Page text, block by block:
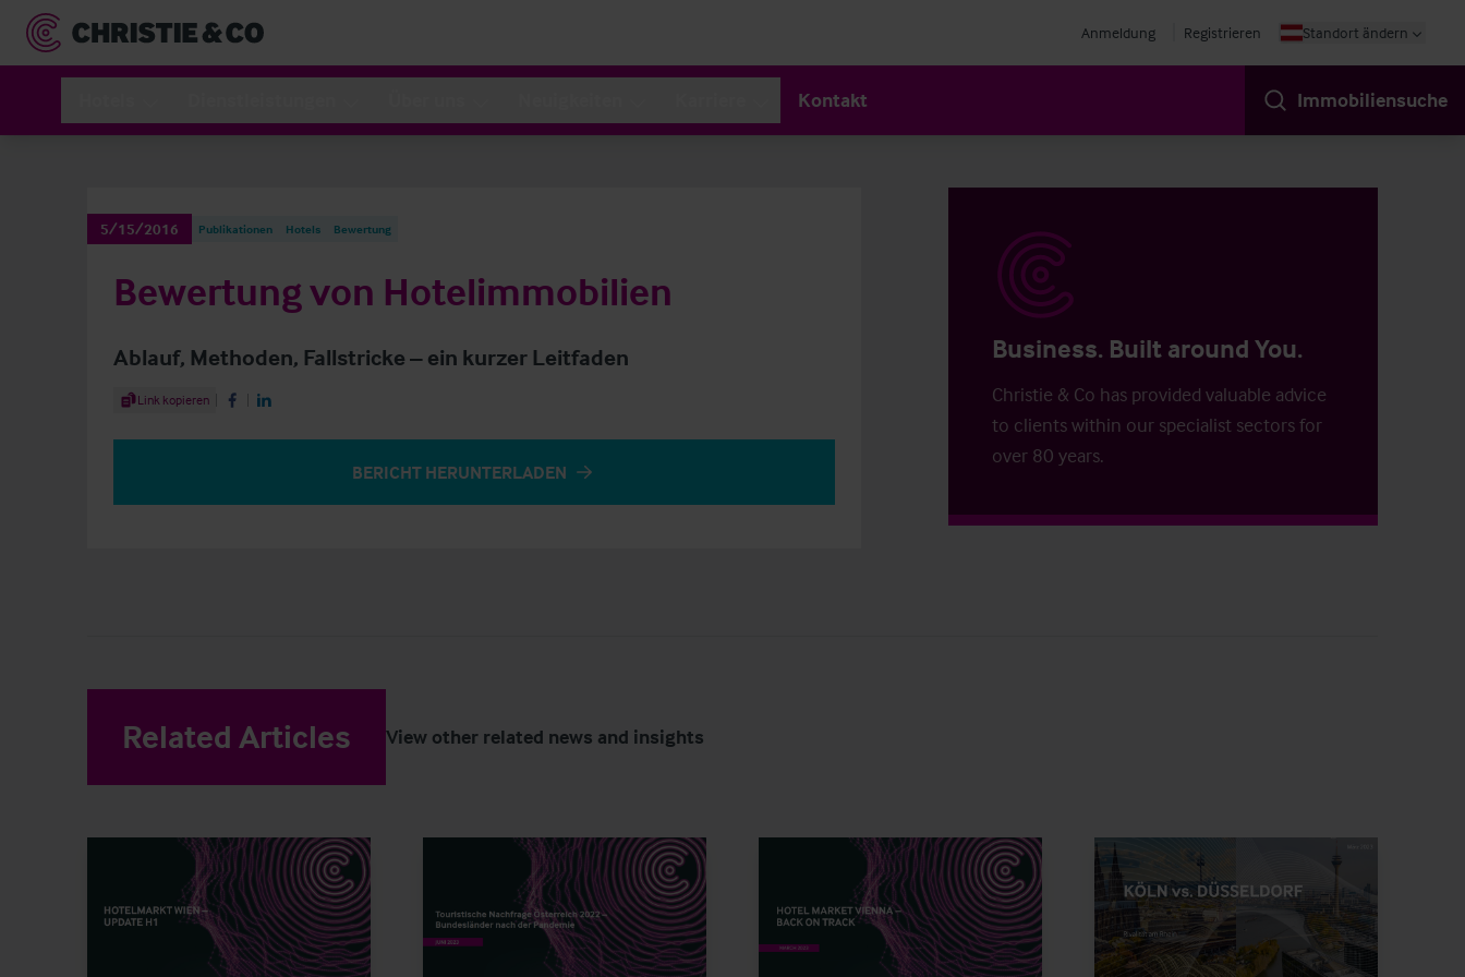
Anmeldung Registrieren Standort ändern
Kontakt Immobiliensuche
5/15/2016 Publikationen Hotels Bewertung
Bewertung von Hotelimmobilien
Ablauf, Methoden, Fallstricke – ein kurzer Leitfaden
Share Article
Link kopieren Share on Facebook
Share on LinkedIn
Business. Built around You.
Christie & Co has provided valuable advice
to clients within our specialist sectors for
over 80 years.
BERICHT HERUNTERLADEN
Related Articles View other related news and insights